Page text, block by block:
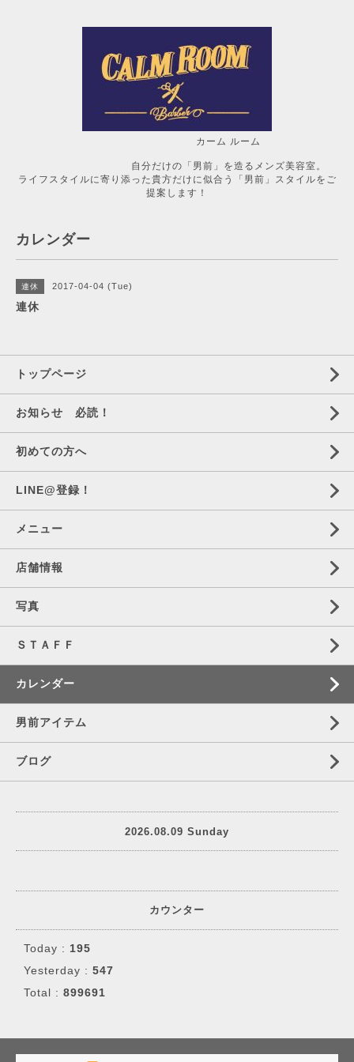
カーム ルーム
自分だけの「男前」を造るメンズ美容室。
ライフスタイルに寄り添った貴方だけに似合う「男前」スタイルをご
提案します！
カレンダー
連休 2017-04-04 (Tue)
連休
トップページ
お知らせ 必読！
初めての方へ
LINE@登録！
メニュー
店舗情報
写真
ＳＴＡＦＦ
カレンダー
男前アイテム
ブログ
2026.08.09 Sunday
カウンター
Today : 195
Yesterday : 547
Total : 899691